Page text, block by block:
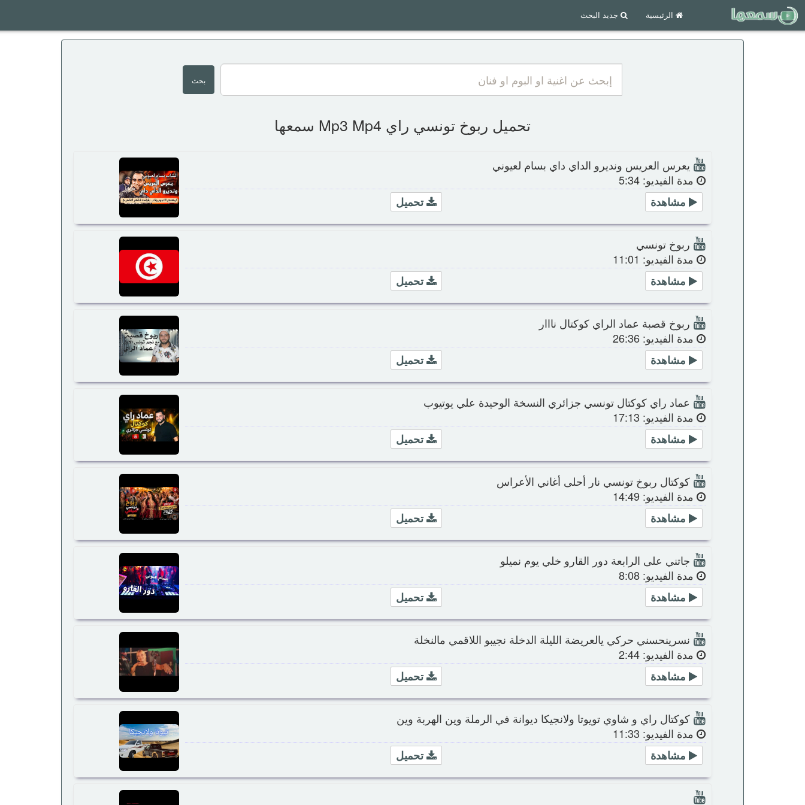
الرئيسية جديد البحث
تحميل ربوخ تونسي راي Mp3 Mp4 سمعها
يعرس العريس ونديرو الداي داي بسام لعيوني
مدة الفيديو: 5:34
تحميل
مشاهدة
ربوخ تونسي
مدة الفيديو: 11:01
تحميل
مشاهدة
ربوخ قصبة عماد الراي كوكتال نااار
مدة الفيديو: 26:36
تحميل
مشاهدة
عماد راي كوكتال تونسي جزائري النسخة الوحيدة علي يوتيوب
مدة الفيديو: 17:13
تحميل
مشاهدة
كوكتال ربوخ تونسي نار أحلى أغاني الأعراس
مدة الفيديو: 14:49
تحميل
مشاهدة
جاتني على الرابعة دور القارو خلي يوم نميلو
مدة الفيديو: 8:08
تحميل
مشاهدة
نسرينحسني حركي يالعريضة الليلة الدخلة نجيبو اللاقمي مالنخلة
مدة الفيديو: 2:44
تحميل
مشاهدة
كوكتال راي و شاوي تويوتا ولانجيكا ديوانة في الرملة وين الهربة وين
مدة الفيديو: 11:33
تحميل
مشاهدة